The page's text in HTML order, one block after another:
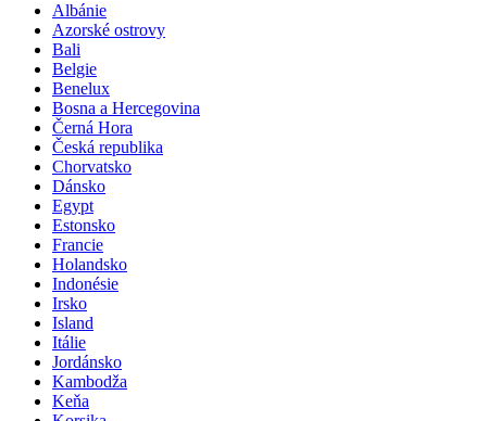
Albánie
Azorské ostrovy
Bali
Belgie
Benelux
Bosna a Hercegovina
Černá Hora
Česká republika
Chorvatsko
Dánsko
Egypt
Estonsko
Francie
Holandsko
Indonésie
Irsko
Island
Itálie
Jordánsko
Kambodža
Keňa